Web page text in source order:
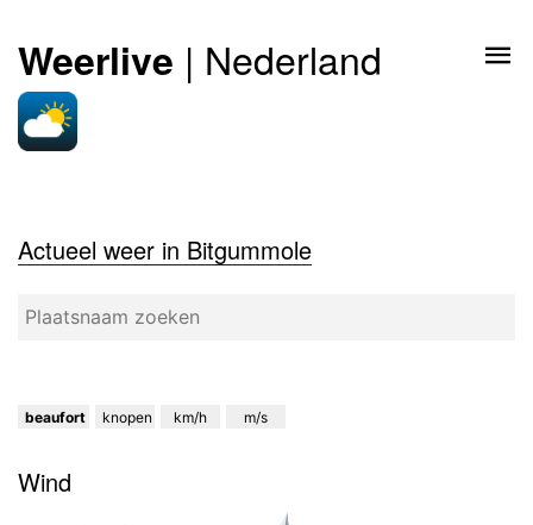
Weerlive | Nederland
Actueel weer in Bitgummole
beaufort knopen km/h m/s
Wind